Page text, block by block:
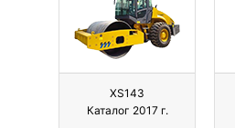
XS143
Каталог 2017 г.